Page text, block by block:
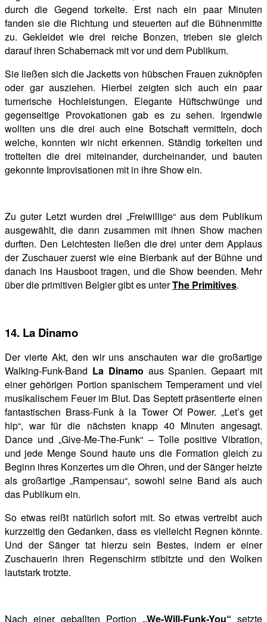
durch die Gegend torkelte. Erst nach ein paar Minuten
fanden sie die Richtung und steuerten auf die Bühnenmitte
zu. Gekleidet wie drei reiche Bonzen, trieben sie gleich
darauf ihren Schabernack mit vor und dem Publikum.
Sie ließen sich die Jacketts von hübschen Frauen zuknöpfen
oder gar ausziehen. Hierbei zeigten sich auch ein paar
turnerische Hochleistungen. Elegante Hüftschwünge und
gegenseitige Provokationen gab es zu sehen. Irgendwie
wollten uns die drei auch eine Botschaft vermitteln, doch
welche, konnten wir nicht erkennen. Ständig torkelten und
trottelten die drei miteinander, durcheinander, und bauten
gekonnte Improvisationen mit in ihre Show ein.
Zu guter Letzt wurden drei „Freiwillige“ aus dem Publikum
ausgewählt, die dann zusammen mit ihnen Show machen
durften. Den Leichtesten ließen die drei unter dem Applaus
der Zuschauer zuerst wie eine Bierbank auf der Bühne und
danach ins Hausboot tragen, und die Show beenden. Mehr
über die primitiven Belgier gibt es unterThe Primitives.
14. La Dinamo
Der vierte Akt, den wir uns anschauten war die großartige
Walking-Funk-Band La Dinamo aus Spanien. Gepaart mit
einer gehörigen Portion spanischem Temperament und viel
musikalischem Feuer im Blut. Das Septett präsentierte einen
fantastischen Brass-Funk à la Tower Of Power. „Let’s get
hip“, war für die nächsten knapp 40 Minuten angesagt.
Dance und „Give-Me-The-Funk“ – Tolle positive Vibration,
und jede Menge Sound haute uns die Formation gleich zu
Beginn ihres Konzertes um die Ohren, und der Sänger heizte
als großartige „Rampensau“, sowohl seine Band als auch
das Publikum ein.
So etwas reißt natürlich sofort mit. So etwas vertreibt auch
kurzzeitig den Gedanken, dass es vielleicht Regnen könnte.
Und der Sänger tat hierzu sein Bestes, indem er einer
Zuschauerin ihren Regenschirm stibitzte und den Wolken
lautstark trotzte.
Nach einer geballten Portion „We-Will-Funk-You“ setzte